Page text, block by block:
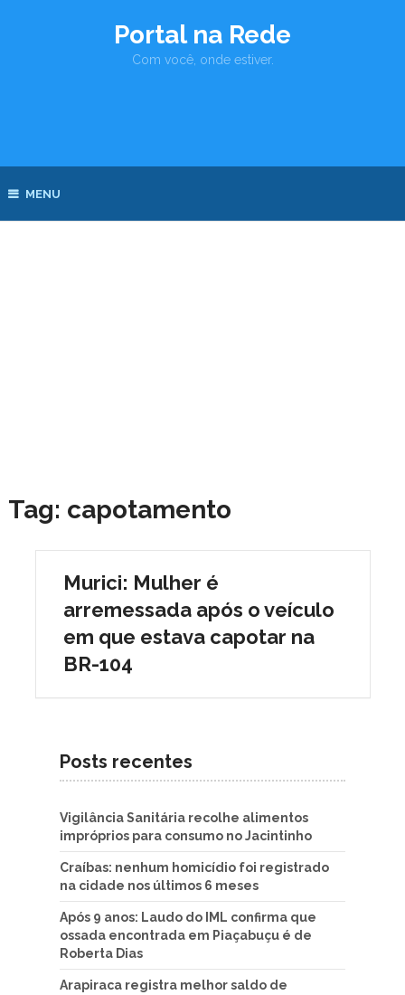
Portal na Rede
Com você, onde estiver.
MENU
Tag: capotamento
Murici: Mulher é
arremessada após o veículo
em que estava capotar na
BR-104
Posts recentes
Vigilância Sanitária recolhe alimentos
impróprios para consumo no Jacintinho
Craíbas: nenhum homicídio foi registrado
na cidade nos últimos 6 meses
Após 9 anos: Laudo do IML confirma que
ossada encontrada em Piaçabuçu é de
Roberta Dias
Arapiraca registra melhor saldo de